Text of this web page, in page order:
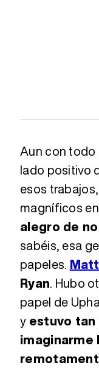
Aun con todo
lado positivo
esos
magníficos
alegro de
sabéis, esa
papeles.
Ryan. Hubo
papel de
y estuvo
imaginarme